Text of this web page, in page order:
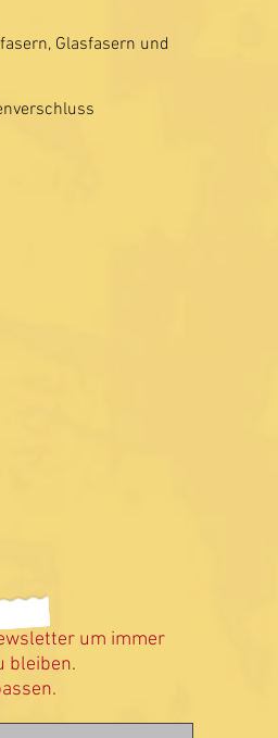
Glasfasern und
um immer
bleiben.